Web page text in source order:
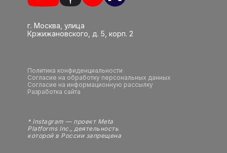
* Instagram — проект Meta
Platforms Inc., деятельность
которой в России запрещена
г. Москва, улица
Кржижановского, д. 5, корп. 2
Политика конфиденциальности
Согласие на обработку персональных данных
Согласие на информационную рассылку
Разработка сайта